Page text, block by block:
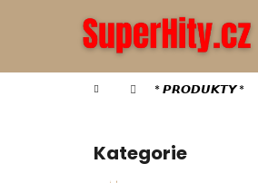
Domů * 𝙋𝙍𝙊𝘿𝙐𝙆𝙏𝙔 *
Přeskočit
kategorie
Kategorie
í
Zpět
do
Zpět
do